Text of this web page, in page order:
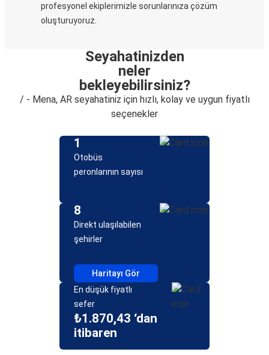
profesyonel ekiplerimizle sorunlarınıza çözüm
oluşturuyoruz.
Seyahatinizden
neler
bekleyebilirsiniz?
/ - Mena, AR seyahatiniz için hızlı, kolay ve uygun fiyatlı
seçenekler
1
Otobüs
peronlarının sayısı
8
Direkt ulaşılabilen
şehirler
Haritayı Gör
En düşük fiyatlı
sefer
₺1.870,43 ‘dan
itibaren